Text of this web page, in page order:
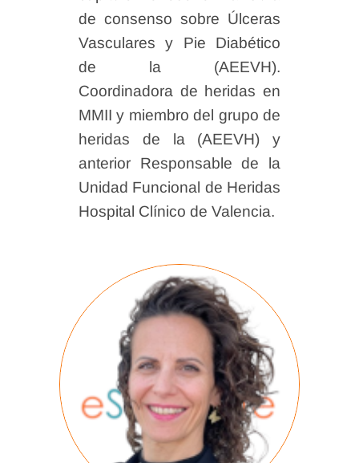
de consenso sobre Úlceras
Vasculares y Pie Diabético
de la (AEEVH).
Coordinadora de heridas en
MMII y miembro del grupo de
heridas de la (AEEVH) y
anterior Responsable de la
Unidad Funcional de Heridas
Hospital Clínico de Valencia.